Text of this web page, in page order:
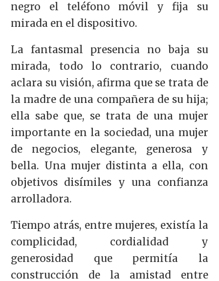
negro el teléfono móvil y fija su
mirada en el dispositivo.
La fantasmal presencia no baja su
mirada, todo lo contrario, cuando
aclara su visión, afirma que se trata de
la madre de una compañera de su hija;
ella sabe que, se trata de una mujer
importante en la sociedad, una mujer
de negocios, elegante, generosa y
bella. Una mujer distinta a ella, con
objetivos disímiles y una confianza
arrolladora.
Tiempo atrás, entre mujeres, existía la
complicidad, cordialidad y
generosidad que permitía la
construcción de la amistad entre